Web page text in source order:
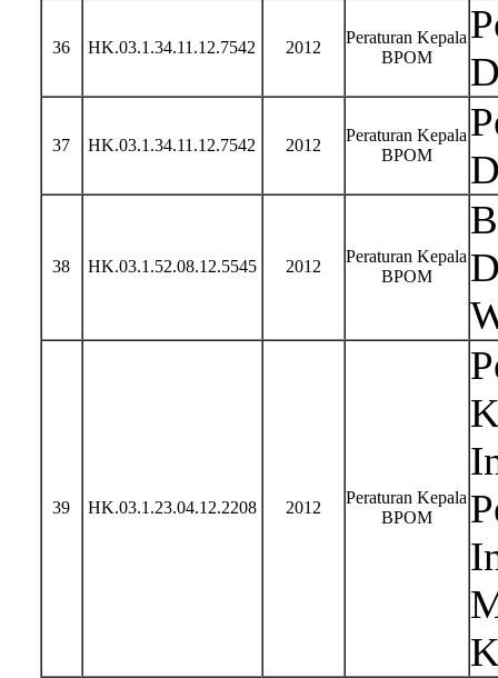
36 HK.03.1.34.11.12.7542 2012
Peraturan Kepala
BPOM
37 HK.03.1.34.11.12.7542 2012
Peraturan Kepala
BPOM
38 HK.03.1.52.08.12.5545 2012
Peraturan Kepala
BPOM
39 HK.03.1.23.04.12.2208 2012
Peraturan Kepala
BPOM